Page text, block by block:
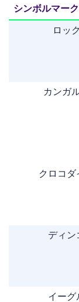
シンボルマーク
ロック
カンガ
クロコダ
ディン
イーグ